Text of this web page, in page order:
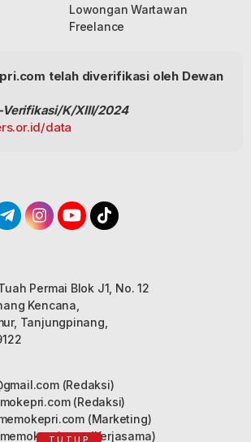
Lowongan Wartawan
Freelance
telah diverifikasi oleh Dewan
Verifikasi/K/XIII/2024
data
Permai Blok J1, No. 12
Kencana,
Tanjungpinang,
(Redaksi)
(Redaksi)
(Marketing)
(Kerjasama)
TUTUP